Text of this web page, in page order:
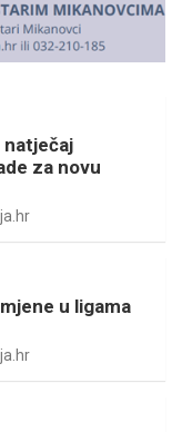
natječaj
za novu
u ligama